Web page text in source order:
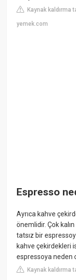
Kaynak kaldırma
yemek.com
Espresso
Ayrıca kahve
önemlidir. Çok
tatsız bir
kahve çekirdekleri
espressoya neden
Kaynak kaldırma